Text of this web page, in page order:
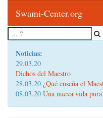
Swami-Center.org
Noticias:
29.03.20
Dichos del Maestro
28.03.20 ¿Qué enseña el
08.03.20 Una nueva vida pura